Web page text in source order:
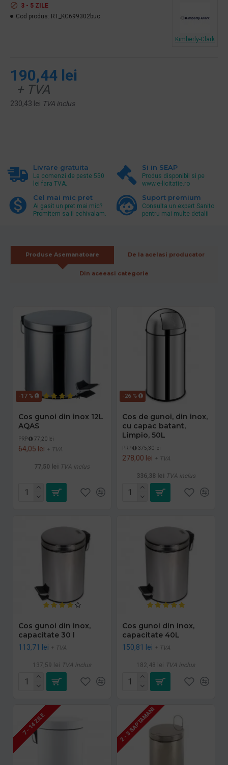
190,44 lei
+ TVA
230,43 lei TVA inclus
3 - 5 ZILE
Cod produs: RT_KC699302buc
Kimberly-Clark
Livrare gratuita
La comenzi de peste 550
lei fara TVA.
Si in SEAP
Produs disponibil si pe
www.e-licitatie.ro
Cel mai mic pret
Ai gasit un pret mai mic?
Promitem sa il echivalam.
Suport premium
Consulta un expert Sanito
pentru mai multe detalii
Produse Asemanatoare De la acelasi producator
Din aceeasi categorie
-17 %
Cos gunoi din inox 12L
AQAS
PRP 77,20 lei
64,05 lei + TVA
77,50 lei TVA inclus
-26 %
Cos de gunoi, din inox,
cu capac batant,
Limpio, 50L
PRP 375,30 lei
278,00 lei + TVA
336,38 lei TVA inclus
Cos gunoi din inox,
capacitate 30 l
113,71 lei + TVA
137,59 lei TVA inclus
Cos gunoi din inox,
capacitate 40L
150,81 lei + TVA
182,48 lei TVA inclus
7 - 14 ZILE 2 - 3 SAPTAMANI